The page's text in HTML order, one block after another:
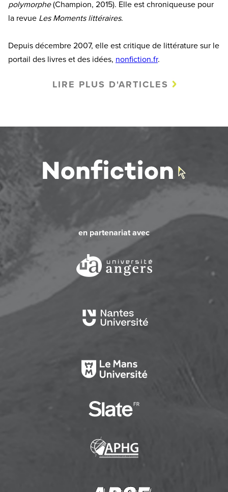
polymorphe(Champion, 2015). Elle est chroniqueuse pour
la revue Les Moments littéraires.
Depuis décembre 2007, elle est critique de littérature sur le
portail des livres et des idées, nonfiction.fr.
LIRE PLUS D'ARTICLES
en partenariat avec